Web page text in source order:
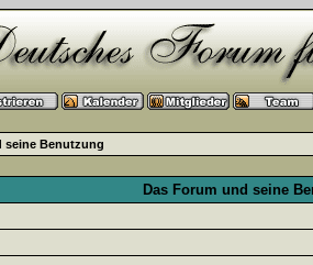
seine Benutzung
Das Forum und seine